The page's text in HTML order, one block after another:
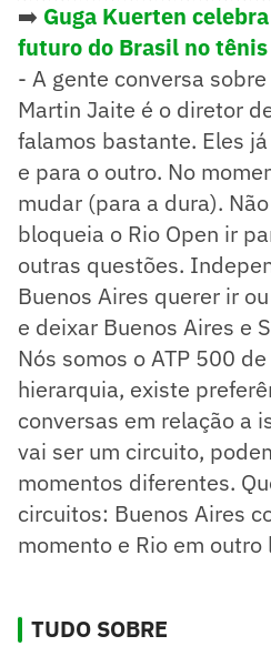
➡️ Guga Kuerten
futuro do Brasil no tênis
- A gente conversa
Martin Jaite é o diretor
falamos bastante. Eles
e para o outro. No
mudar (para a dura).
bloqueia o Rio Open ir
outras questões.
Buenos Aires querer ir
e deixar Buenos Aires e
Nós somos o ATP 500
hierarquia, existe
conversas em relação a
vai ser um circuito,
momentos diferentes.
circuitos: Buenos Aires
momento e Rio em outro
TUDO SOBRE